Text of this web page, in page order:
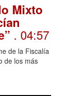
Mixto
. 04:57
de la Fiscalía
de los más